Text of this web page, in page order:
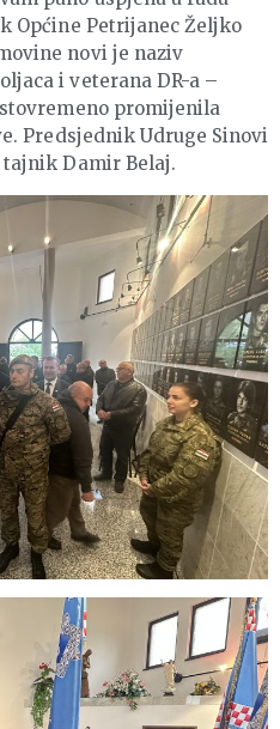
Općine Petrijanec Željko
novi je naziv
i veterana DR-a –
promijenila
Predsjednik Udruge Sinovi
tajnik Damir Belaj.